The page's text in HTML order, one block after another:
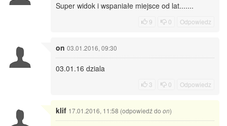
Super widok i wspaniałe miejsce od lat.......
9 0 Odpowiedz
on 03.01.2016, 09:30
03.01.16 dziala
3 0 Odpowiedz
klif 17.01.2016, 11:58 (odpowiedź do on)